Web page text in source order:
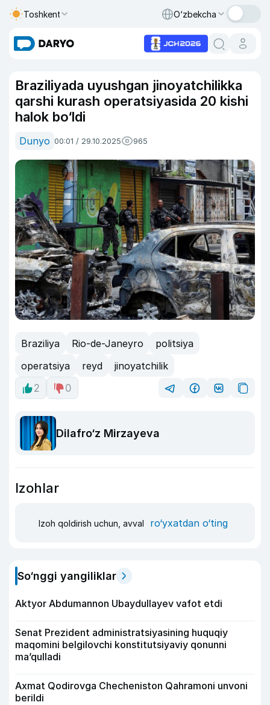
Toshkent O‘zbekcha
Braziliyada uyushgan jinoyatchilikka
qarshi kurash operatsiyasida 20 kishi
halok bo‘ldi
Dunyo 00:01 / 29.10.2025 965
Braziliya Rio-de-Janeyro
politsiya
operatsiya
reyd
jinoyatchilik
2
0
Dilafro‘z Mirzayeva
Izohlar
Izoh qoldirish uchun, avval ro‘yxatdan o‘ting
So‘nggi yangiliklar
Aktyor Abdu­mannon Ubaydullayev vafot etdi
Senat Prezident administratsiyasining huquqiy
maqomini belgilovchi konstitutsiyaviy qonunni
ma’qulladi
Axmat Qodirovga Checheniston Qahramoni unvoni
berildi